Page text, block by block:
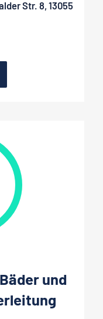
Str. 8, 13055
und